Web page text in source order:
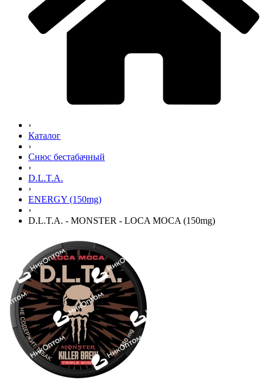
›
Каталог
›
Снюс бестабачный
›
D.L.T.A.
›
ENERGY (150mg)
›
D.L.T.A. - MONSTER - LOCA MOCA (150mg)